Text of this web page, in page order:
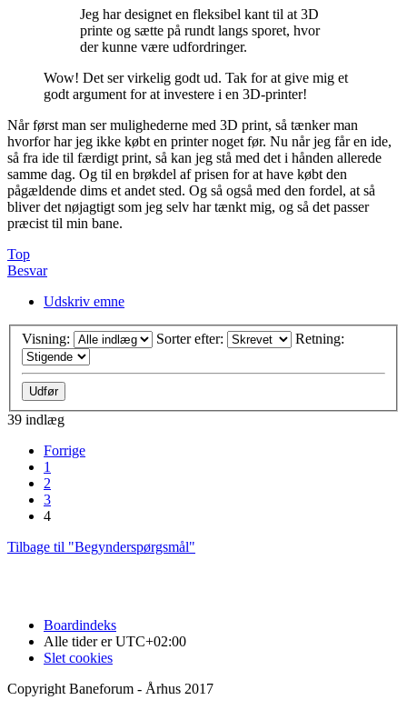
Jeg har designet en fleksibel kant til at 3D
printe og sætte på rundt langs sporet, hvor
der kunne være udfordringer.
Wow! Det ser virkelig godt ud. Tak for at give mig et
godt argument for at investere i en 3D-printer!
Når først man ser mulighederne med 3D print, så tænker man
hvorfor har jeg ikke købt en printer noget før. Nu når jeg får en ide,
så fra ide til færdigt print, så kan jeg stå med det i hånden allerede
samme dag. Og til en brøkdel af prisen for at have købt den
pågældende dims et andet sted. Og så også med den fordel, at så
bliver det nøjagtigt som jeg selv har tænkt mig, og så det passer
præcist til min bane.
Top
Besvar
Udskriv emne
Visning: Sorter efter: Retning:
39 indlæg
Forrige
1
2
3
4
Tilbage til "Begynderspørgsmål"
Boardindeks
Alle tider erUTC+02:00
Slet cookies
Copyright Baneforum - Århus 2017